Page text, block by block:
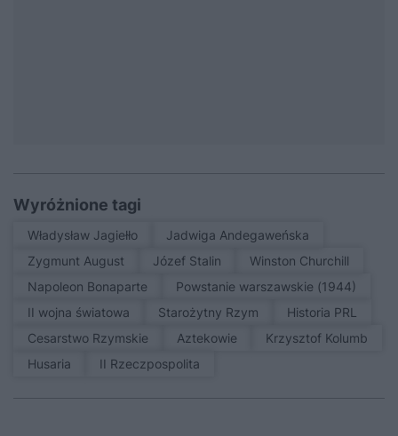
Wyróżnione tagi
Władysław Jagiełło
Jadwiga Andegaweńska
Zygmunt August
Józef Stalin
Winston Churchill
Napoleon Bonaparte
Powstanie warszawskie (1944)
II wojna światowa
Starożytny Rzym
Historia PRL
Cesarstwo Rzymskie
Aztekowie
Krzysztof Kolumb
Husaria
II Rzeczpospolita